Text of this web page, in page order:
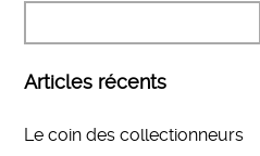
Articles récents
Le coin des collectionneurs